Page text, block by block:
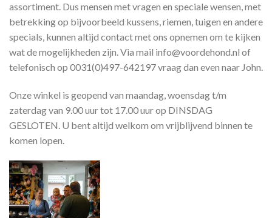
assortiment. Dus mensen met vragen en speciale wensen, met
betrekking op bijvoorbeeld kussens, riemen, tuigen en andere
specials, kunnen altijd contact met ons opnemen om te kijken
wat de mogelijkheden zijn. Via mail info@voordehond.nl of
telefonisch op 0031(0)497-642197 vraag dan even naar John.
Onze winkel is geopend van maandag, woensdag t/m
zaterdag van 9.00 uur tot 17.00 uur op DINSDAG
GESLOTEN. U bent altijd welkom om vrijblijvend binnen te
komen lopen.